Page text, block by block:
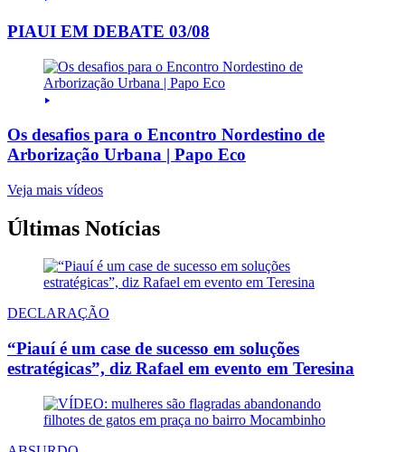
PIAUI EM DEBATE 03/08
Os desafios para o Encontro Nordestino de
Arborização Urbana | Papo Eco
Veja mais vídeos
Últimas Notícias
DECLARAÇÃO
“Piauí é um case de sucesso em soluções
estratégicas”, diz Rafael em evento em Teresina